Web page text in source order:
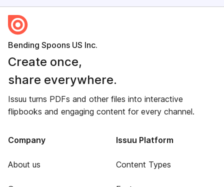
Bending Spoons US Inc.
Create once,
share everywhere.
Issuu turns PDFs and other files into interactive
flipbooks and engaging content for every channel.
Company
About us
Issuu Platform
Content Types